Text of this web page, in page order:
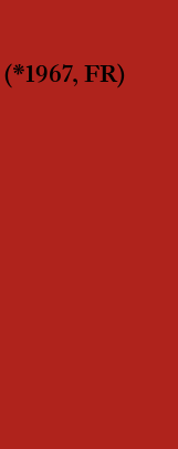
(*1967, FR)